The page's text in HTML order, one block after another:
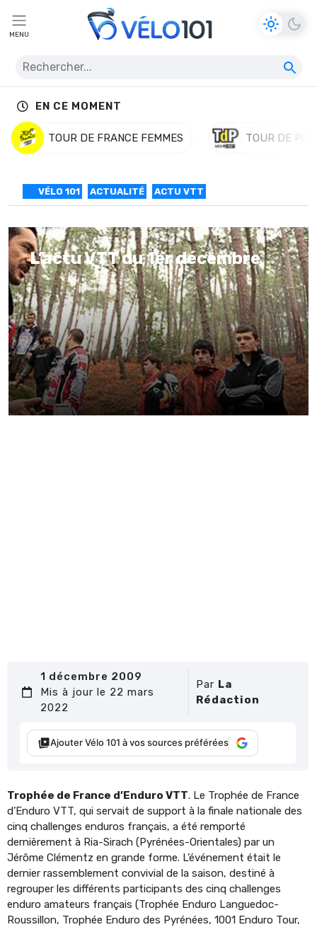
MENU
EN CE MOMENT
TOUR DE FRANCE FEMMES TOUR DE
VÉLO 101 ACTUALITÉ ACTU VTT
L’actu VTT du 1er décembre
1 décembre 2009
Mis à jour le 22 mars
2022
Par La
Rédaction
Ajouter Vélo 101 à vos sources préférées
Trophée de France d’Enduro VTT. Le Trophée de France
d’Enduro VTT, qui servait de support à la finale nationale des
cinq challenges enduros français, a été remporté
dernièrement à Ria-Sirach (Pyrénées-Orientales) par un
Jérôme Clémentz en grande forme. L’événement était le
dernier rassemblement convivial de la saison, destiné à
regrouper les différents participants des cinq challenges
enduro amateurs français (Trophée Enduro Languedoc-
Roussillon, Trophée Enduro des Pyrénées, 1001 Enduro Tour,